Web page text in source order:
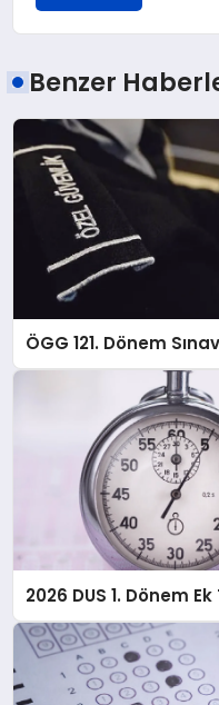
Benzer
ÖGG 121. Dönem
2026 DUS 1. Dönem